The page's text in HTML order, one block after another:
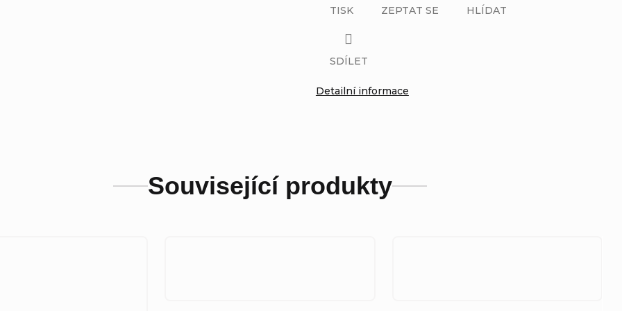
Detailní informace
TISK ZEPTAT SE HLÍDAT
SDÍLET
Související produkty